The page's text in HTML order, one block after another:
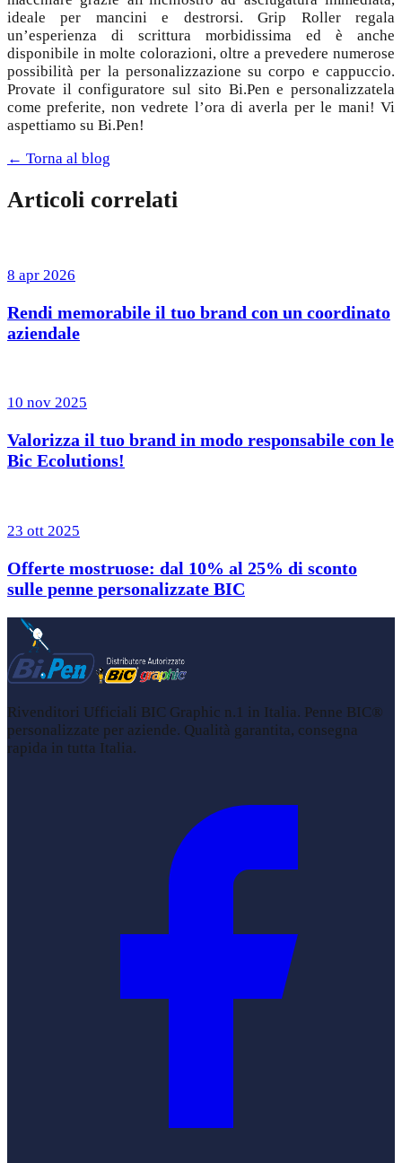
ideale per mancini e destrorsi. Grip Roller regala
un’esperienza di scrittura morbidissima ed è anche
disponibile in molte colorazioni, oltre a prevedere numerose
possibilità per la personalizzazione su corpo e cappuccio.
Provate il configuratore sul sito Bi.Pen e personalizzatela
come preferite, non vedrete l’ora di averla per le mani! Vi
aspettiamo su Bi.Pen!
← Torna al blog
Articoli correlati
8 apr 2026
Rendi memorabile il tuo brand con un coordinato
aziendale
10 nov 2025
Valorizza il tuo brand in modo responsabile con le
Bic Ecolutions!
23 ott 2025
Offerte mostruose: dal 10% al 25% di sconto
sulle penne personalizzate BIC
Rivenditori Ufficiali BIC Graphic n.1 in Italia. Penne BIC®
personalizzate per aziende. Qualità garantita, consegna
rapida in tutta Italia.